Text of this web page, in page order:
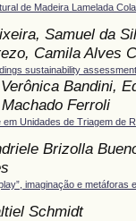
de Madeira Lamelada
Samuel da
Camila Alves
sustainability
Bandini,
Ferroli
Unidades de Triagem de
Brizolla
imaginação e metáforas
Schmidt